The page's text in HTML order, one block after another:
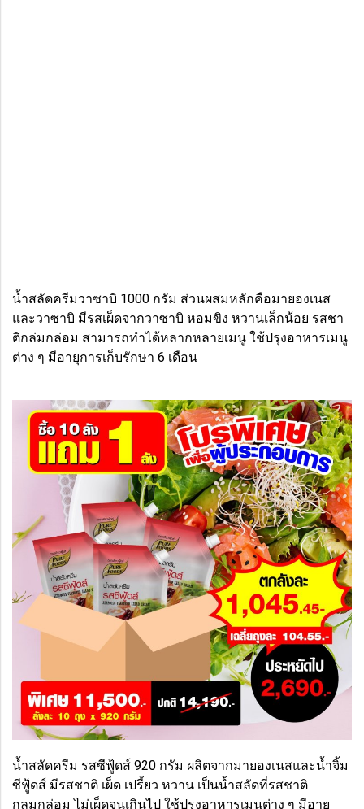
น้ำสลัดครีมวาซาบิ 1000 กรัม ส่วนผสมหลักคือมายองเนส
และวาซาบิ มีรสเผ็ดจากวาซาบิ หอมขิง หวานเล็กน้อย รสชา
ติกล่มกล่อม สามารถทำได้หลากหลายเมนู ใช้ปรุงอาหารเมนู
ต่าง ๆ มีอายุการเก็บรักษา 6 เดือน
น้ำสลัดครีม รสซีฟู้ดส์ 920 กรัม ผลิตจากมายองเนสและน้ำจิ้ม
ซีฟู้ดส์ มีรสชาติ เผ็ด เปรี้ยว หวาน เป็นน้ำสลัดที่รสชาติ
กลมกล่อม ไม่เผ็ดจนเกินไป ใช้ปรุงอาหารเมนูต่าง ๆ มีอายุ